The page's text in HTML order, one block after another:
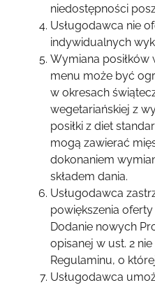
niedostępności
Usługodawca nie
indywidualnych
Wymiana
menu może być
w okresach
wegetariańskiej z
posiłki z diet
mogą zawierać
dokonaniem
składem dania.
Usługodawca
powiększenia
Dodanie nowych
opisanej w ust. 2
Regulaminu, o
Usługodawca